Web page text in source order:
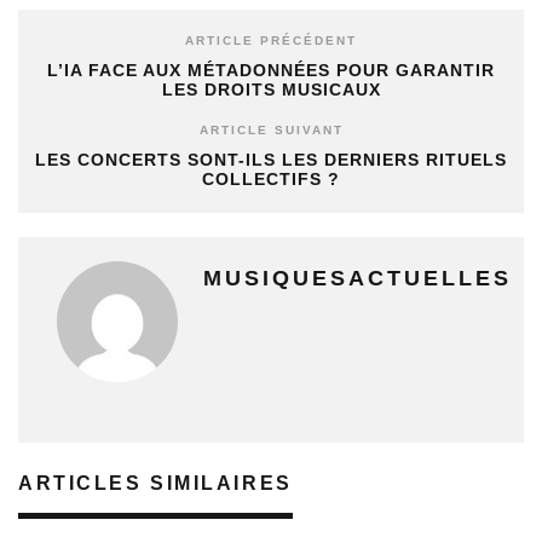
ARTICLE PRÉCÉDENT
L’IA FACE AUX MÉTADONNÉES POUR GARANTIR
LES DROITS MUSICAUX
ARTICLE SUIVANT
LES CONCERTS SONT-ILS LES DERNIERS RITUELS
COLLECTIFS ?
MUSIQUESACTUELLES
ARTICLES SIMILAIRES